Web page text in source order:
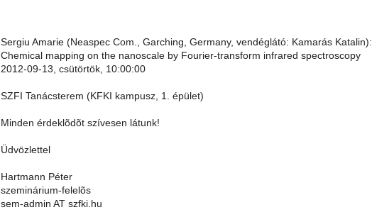
Sergiu Amarie (Neaspec Com., Garching, Germany, vendéglátó: Kamarás Katalin):
Chemical mapping on the nanoscale by Fourier-transform infrared spectroscopy
2012-09-13, csütörtök, 10:00:00
SZFI Tanácsterem (KFKI kampusz, 1. épület)
Minden érdeklõdõt szívesen látunk!
Üdvözlettel
Hartmann Péter
szeminárium-felelõs
sem-admin AT szfki.hu